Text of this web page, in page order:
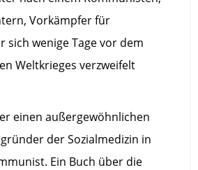
Vorkämpfer für
sich wenige Tage vor dem
Weltkrieges verzweifelt
einen außergewöhnlichen
der Sozialmedizin in
Ein Buch über die